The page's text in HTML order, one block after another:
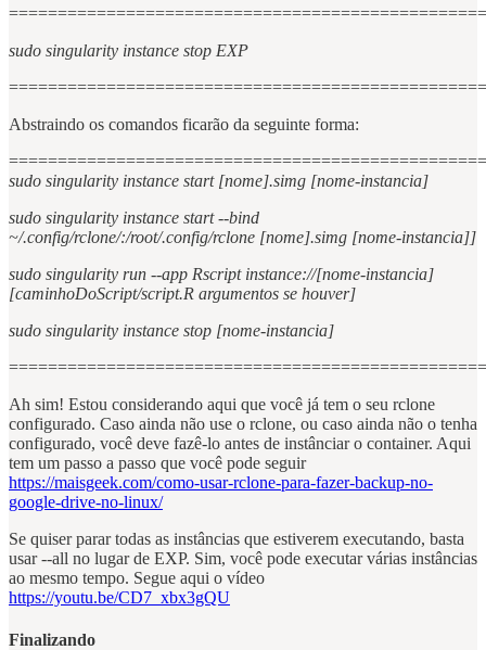
sudo singularity instance stop EXP
Abstraindo os comandos ficarão da seguinte forma:
sudo singularity instance start [nome].simg [nome-instancia]
sudo singularity instance start --bind
~/.config/rclone/:/root/.config/rclone [nome].simg [nome-instancia]]
sudo singularity run --app Rscript instance://[nome-instancia]
[caminhoDoScript/script.R argumentos se houver]
sudo singularity instance stop [nome-instancia]
Ah sim! Estou considerando aqui que você já tem o seu rclone
configurado. Caso ainda não use o rclone, ou caso ainda não o tenha
configurado, você deve fazê-lo antes de instânciar o container. Aqui
tem um passo a passo que você pode seguir
https://maisgeek.com/como-usar-rclone-para-fazer-backup-no-
google-drive-no-linux/
Se quiser parar todas as instâncias que estiverem executando, basta
usar --all no lugar de EXP. Sim, você pode executar várias instâncias
ao mesmo tempo. Segue aqui o vídeo
https://youtu.be/CD7_xbx3gQU
Finalizando